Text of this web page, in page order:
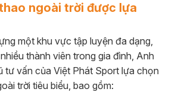
ngoài trời được lựa
một khu vực tập luyện đa dạng,
thành viên trong gia đình, Anh
tư vấn của Việt Phát Sport lựa chọn
trời tiêu biểu, bao gồm: